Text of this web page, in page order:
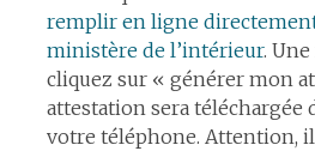
remplir en ligne
ministère de l’intérieur.
cliquez sur « générer mon
attestation sera téléchargée
votre téléphone. Attention,